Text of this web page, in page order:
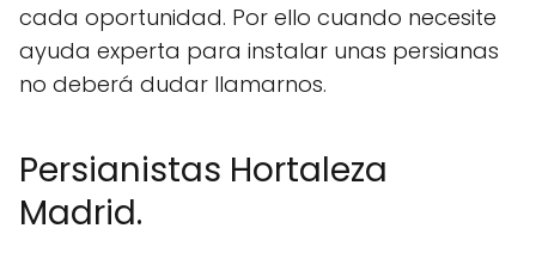
cada oportunidad. Por ello cuando necesite
ayuda experta para instalar unas persianas
no deberá dudar llamarnos.
Persianistas Hortaleza
Madrid.